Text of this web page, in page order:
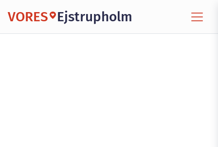
VORES Ejstrupholm